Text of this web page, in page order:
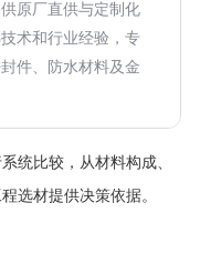
原厂直供与定制化
术和行业经验，专
件、防水材料及金
统比较，从材料构成、
选材提供决策依据。